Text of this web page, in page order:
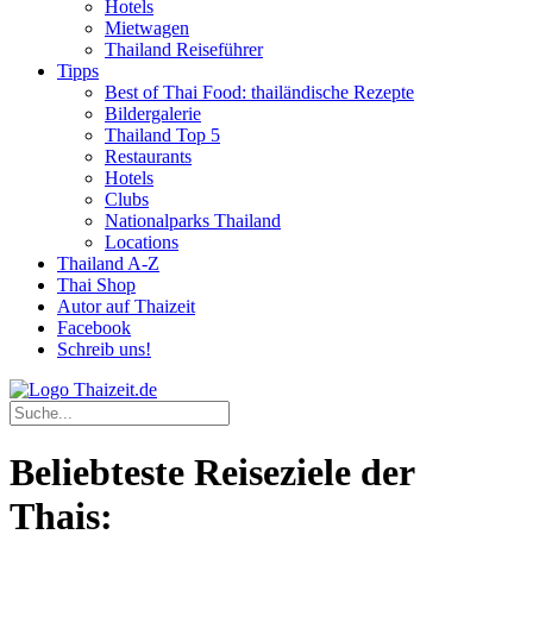
Hotels
Mietwagen
Thailand Reiseführer
Tipps
Best of Thai Food: thailändische Rezepte
Bildergalerie
Thailand Top 5
Restaurants
Hotels
Clubs
Nationalparks Thailand
Locations
Thailand A-Z
Thai Shop
Autor auf Thaizeit
Facebook
Schreib uns!
Beliebteste Reiseziele der
Thais: